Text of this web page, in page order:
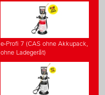
e-Profi 7 (CAS ohne Akkupack,
ohne Ladegerät)